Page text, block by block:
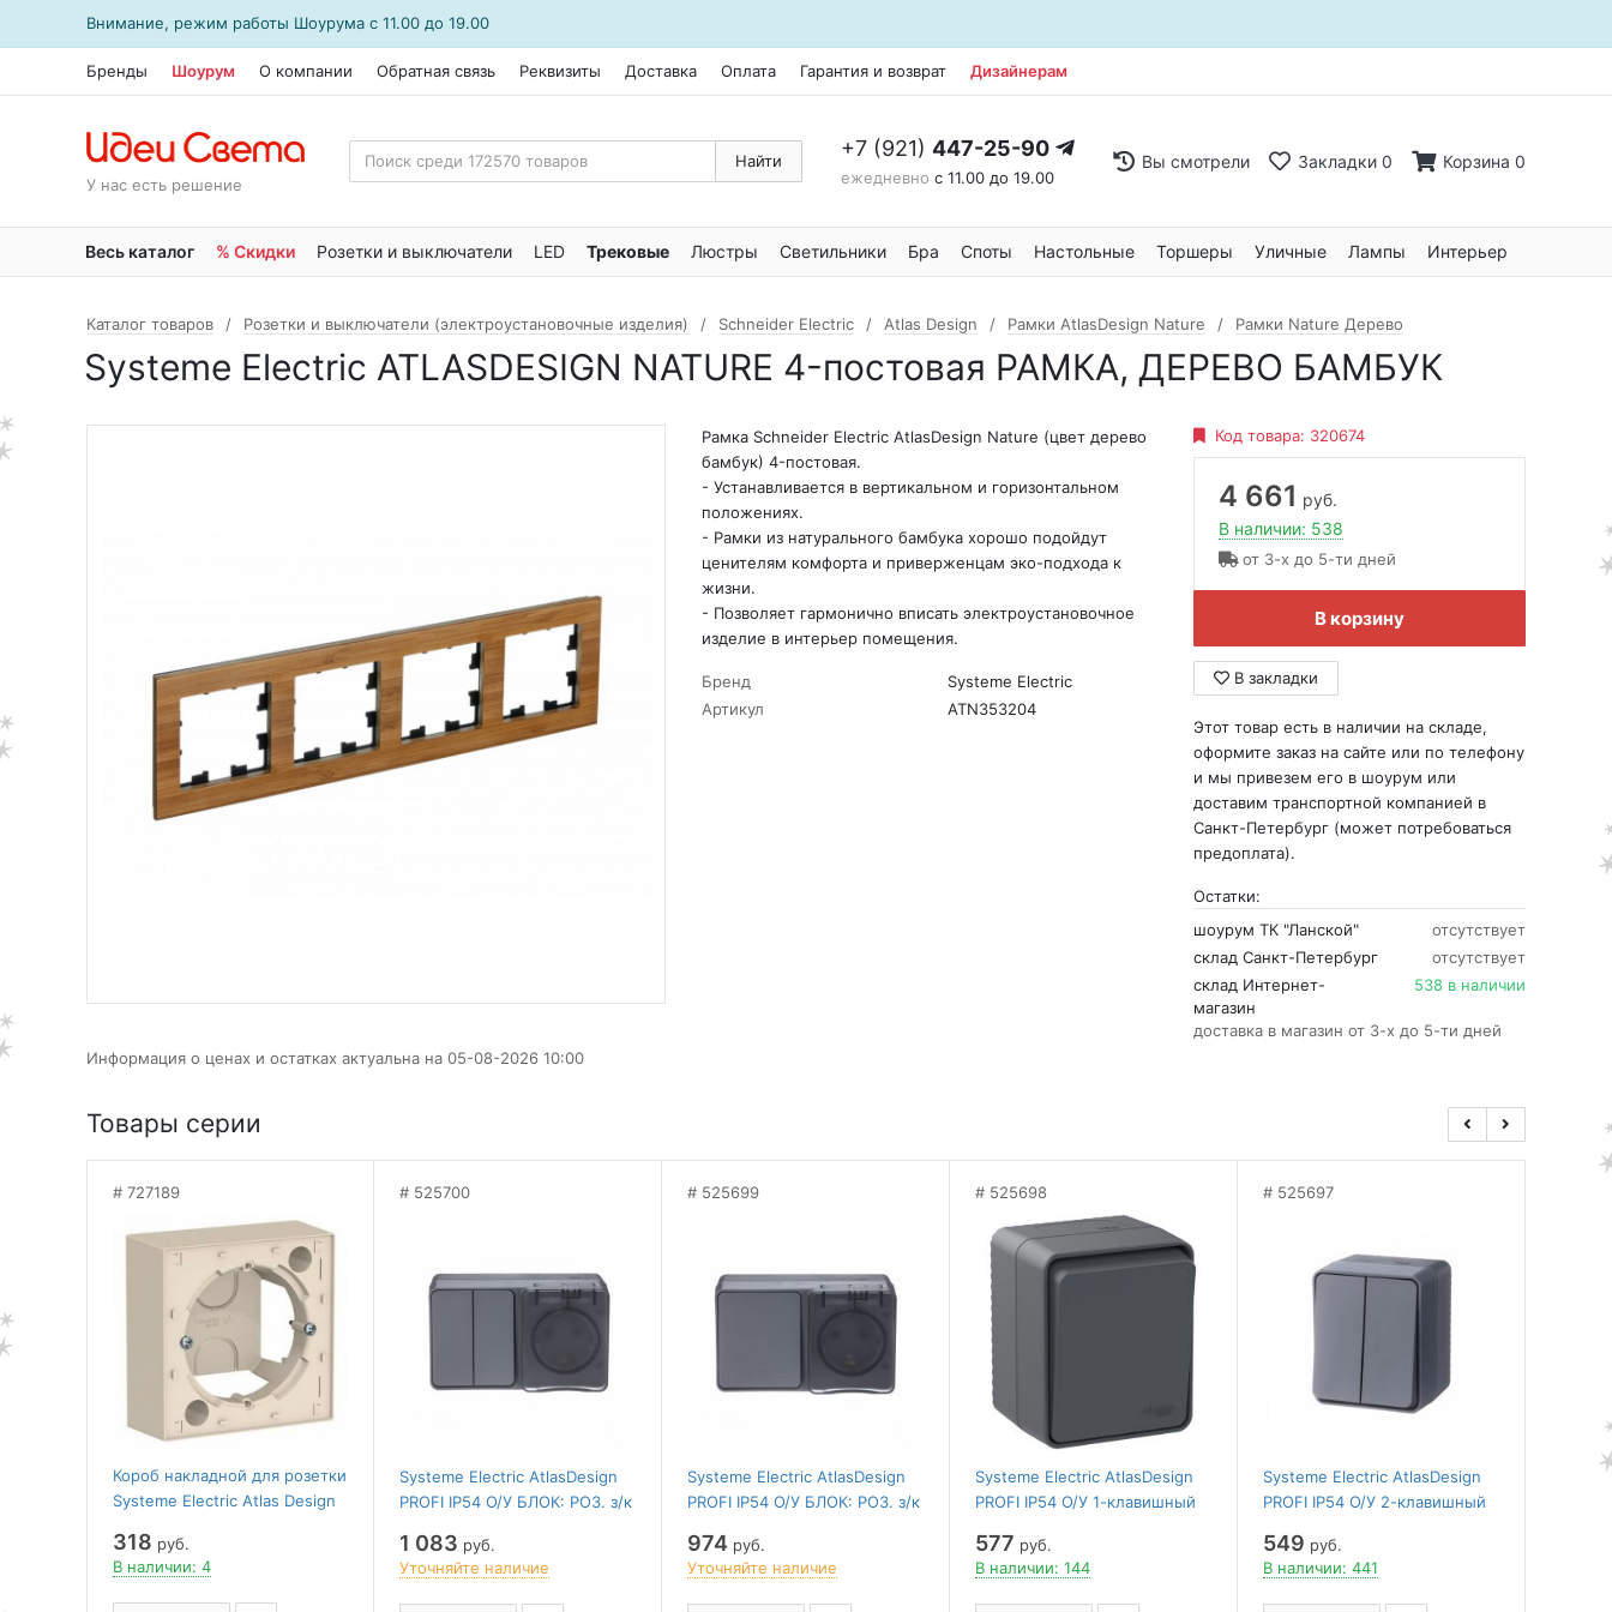
Внимание, режим работы Шоурума с 11.00 до 19.00
Бренды Шоурум О компании Обратная связь Реквизиты Доставка Оплата Гарантия и возврат Дизайнерам
У нас есть решение
Найти +7 (921) 447-25-90
ежедневно с 11.00 до 19.00
Вы смотрели Закладки 0 Корзина 0
Весь каталог % Скидки Розетки и выключатели LED Трековые Люстры Светильники Бра Споты Настольные Торшеры Уличные Лампы Интерьер
Каталог товаров Розетки и выключатели (электроустановочные изделия) Schneider Electric Atlas Design Рамки AtlasDesign Nature Рамки Nature Дерево
Systeme Electric ATLASDESIGN NATURE 4-постовая РАМКА, ДЕРЕВО БАМБУК
Рамка Schneider Electric AtlasDesign Nature (цвет дерево
бамбук) 4-постовая.
- Устанавливается в вертикальном и горизонтальном
положениях.
- Рамки из натурального бамбука хорошо подойдут
ценителям комфорта и приверженцам эко-подхода к
жизни.
- Позволяет гармонично вписать электроустановочное
изделие в интерьер помещения.
Бренд
Systeme Electric
Артикул
ATN353204
Код товара: 320674
4 661 руб.
В наличии: 538
от 3-х до 5-ти дней
В корзину
В закладки
Этот товар есть в наличии на складе,
оформите заказ на сайте или по телефону
и мы привезем его в шоурум или
доставим транспортной компанией в
Санкт-Петербург (может потребоваться
предоплата).
Остатки:
шоурум ТК "Ланской"
отсутствует
склад Санкт-Петербург
отсутствует
склад Интернет-
магазин
538 в наличии
доставка в магазин от 3-х до 5-ти дней
Информация о ценах и остатках актуальна на 05-08-2026 10:00
Товары серии
727189
Короб накладной для розетки
Systeme Electric Atlas Design
318 руб.
В наличии: 4
525700
Systeme Electric AtlasDesign
PROFI IP54 О/У БЛОК: РОЗ. з/к
АНТРАЦИТ
1 083 руб.
Уточняйте наличие
525699
Systeme Electric AtlasDesign
PROFI IP54 О/У БЛОК: РОЗ. з/к
АНТРАЦИТ
974 руб.
Уточняйте наличие
525698
Systeme Electric AtlasDesign
PROFI IP54 О/У 1-клавишный
АНТРАЦИТ
577 руб.
В наличии: 144
525697
Systeme Electric AtlasDesign
PROFI IP54 О/У 2-клавишный
АНТРАЦИТ
549 руб.
В наличии: 441